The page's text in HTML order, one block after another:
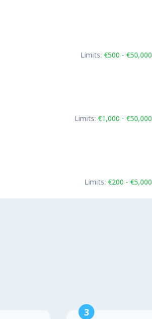
Limits: €500 - €50,000
Limits: €1,000 - €50,000
Limits: €200 - €5,000
3